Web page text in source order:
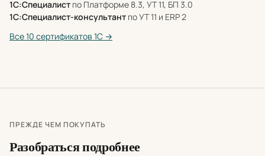
1С:Специалист по Платформе 8.3, УТ 11, БП 3.0
1С:Специалист-консультант по УТ 11 и ERP 2
Все 10 сертификатов 1С →
ПРЕЖДЕ ЧЕМ ПОКУПАТЬ
Разобраться подробнее